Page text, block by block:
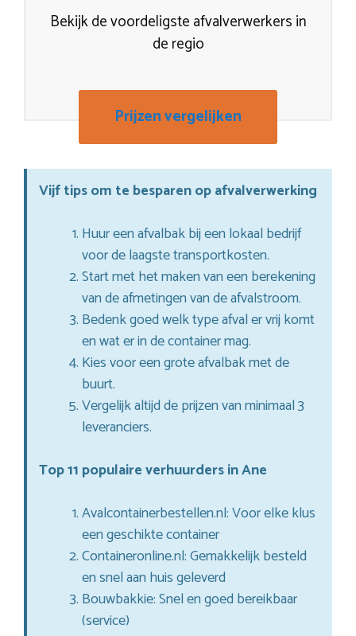
Bekijk de voordeligste afvalverwerkers in
de regio
Prijzen vergelijken
Vijf tips om te besparen op afvalverwerking
Huur een afvalbak bij een lokaal bedrijf
voor de laagste transportkosten.
Start met het maken van een berekening
van de afmetingen van de afvalstroom.
Bedenk goed welk type afval er vrij komt
en wat er in de container mag.
Kies voor een grote afvalbak met de
buurt.
Vergelijk altijd de prijzen van minimaal 3
leveranciers.
Top 11 populaire verhuurders in Ane
Avalcontainerbestellen.nl: Voor elke klus
een geschikte container
Containeronline.nl: Gemakkelijk besteld
en snel aan huis geleverd
Bouwbakkie: Snel en goed bereikbaar
(service)